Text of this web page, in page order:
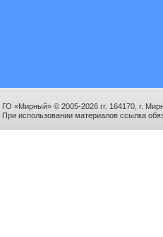
ГО «Мирный» © 2005-2026 гг. 164170, г.
При использовании материалов ссылка